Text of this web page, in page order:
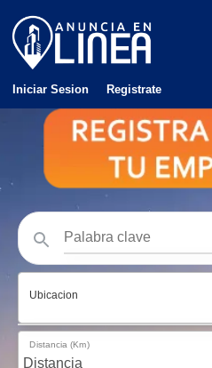
Iniciar Sesion Registrate
Ubicacion
Distancia (Km)